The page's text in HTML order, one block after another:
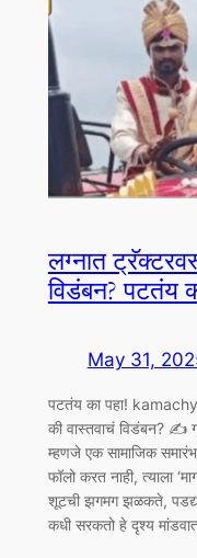
लग्नात
विडंबन? पटतंय
May 31,
पटतंय का पहा!
की वास्तवाचं विडंबन? ✍️
म्हणजे एक सामाजिक
फॉलो करत नाही, त्याला
शूटची झगमग झळकते,
कधी सरकतो हे दृश्य